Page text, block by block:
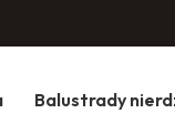
Balustrady